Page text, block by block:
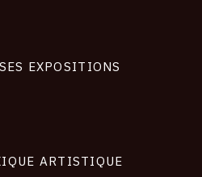
EXPOSITIONS
ARTISTIQUE